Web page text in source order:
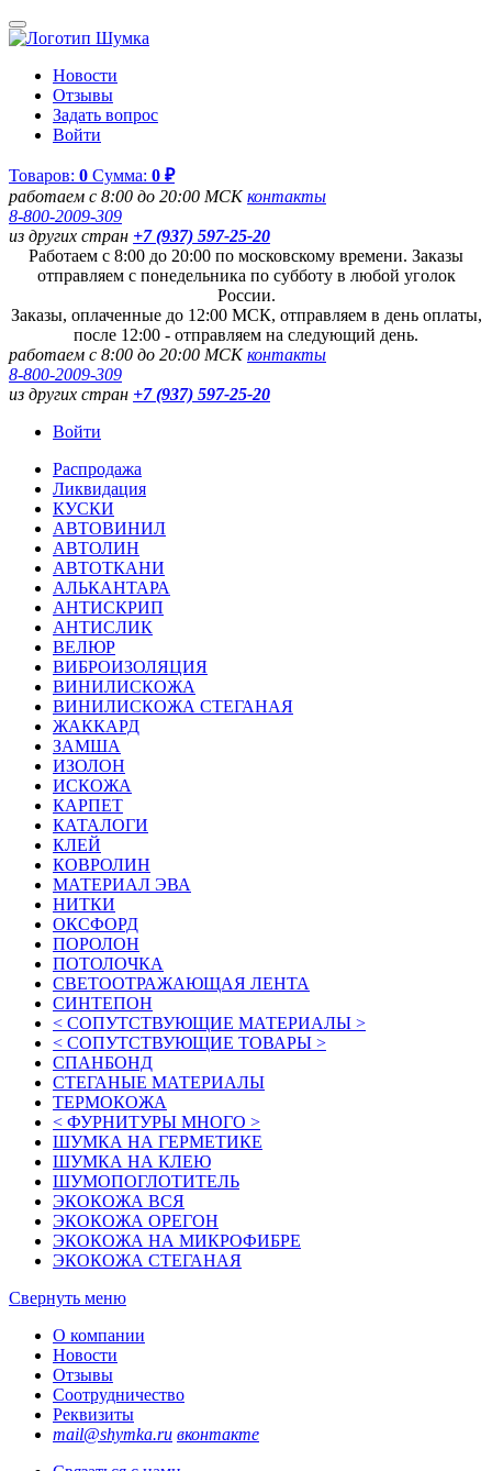
Новости
Отзывы
Задать вопрос
Войти
Товаров: 0 Сумма: 0 ₽
работаем с 8:00 до 20:00 МСКконтакты
8-800-2009-309
из других стран +7 (937) 597-25-20
Работаем с 8:00 до 20:00 по московскому времени. Заказы
отправляем с понедельника по субботу в любой уголок
России.
Заказы, оплаченные до 12:00 МСК, отправляем в день оплаты,
после 12:00 - отправляем на следующий день.
работаем с 8:00 до 20:00 МСКконтакты
8-800-2009-309
из других стран +7 (937) 597-25-20
Войти
Распродажа
Ликвидация
КУСКИ
АВТОВИНИЛ
АВТОЛИН
АВТОТКАНИ
АЛЬКАНТАРА
АНТИСКРИП
АНТИСЛИК
ВЕЛЮР
ВИБРОИЗОЛЯЦИЯ
ВИНИЛИСКОЖА
ВИНИЛИСКОЖА СТЕГАНАЯ
ЖАККАРД
ЗАМША
ИЗОЛОН
ИСКОЖА
КАРПЕТ
КАТАЛОГИ
КЛЕЙ
КОВРОЛИН
МАТЕРИАЛ ЭВА
НИТКИ
ОКСФОРД
ПОРОЛОН
ПОТОЛОЧКА
СВЕТООТРАЖАЮЩАЯ ЛЕНТА
СИНТЕПОН
< СОПУТСТВУЮЩИЕ МАТЕРИАЛЫ >
< СОПУТСТВУЮЩИЕ ТОВАРЫ >
СПАНБОНД
СТЕГАНЫЕ МАТЕРИАЛЫ
ТЕРМОКОЖА
< ФУРНИТУРЫ МНОГО >
ШУМКА НА ГЕРМЕТИКЕ
ШУМКА НА КЛЕЮ
ШУМОПОГЛОТИТЕЛЬ
ЭКОКОЖА ВСЯ
ЭКОКОЖА ОРЕГОН
ЭКОКОЖА НА МИКРОФИБРЕ
ЭКОКОЖА СТЕГАНАЯ
Свернуть меню
О компании
Новости
Отзывы
Соотрудничество
Реквизиты
mail@shymka.ru вконтакте